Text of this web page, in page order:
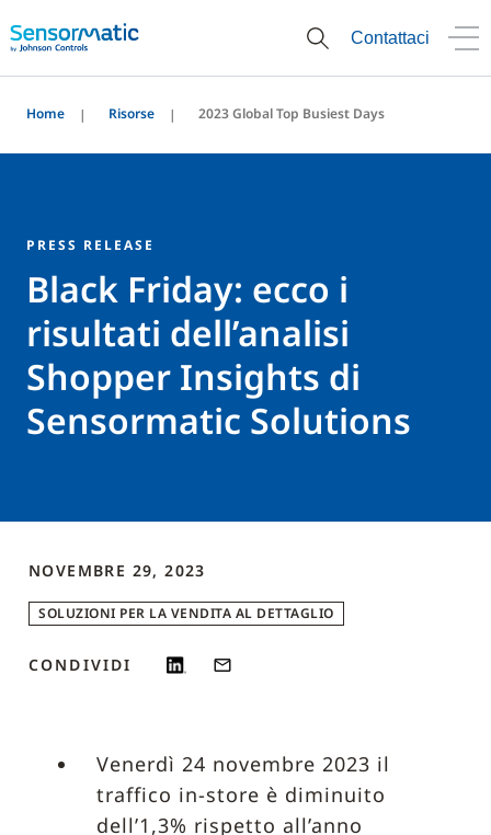
Contattaci
Home Risorse 2023 Global Top Busiest Days
PRESS RELEASE
Black Friday: ecco i
risultati dell’analisi
Shopper Insights di
Sensormatic Solutions
NOVEMBRE 29, 2023
SOLUZIONI PER LA VENDITA AL DETTAGLIO
CONDIVIDI
Venerdì 24 novembre 2023 il
traffico in-store è diminuito
dell’1,3% rispetto all’anno